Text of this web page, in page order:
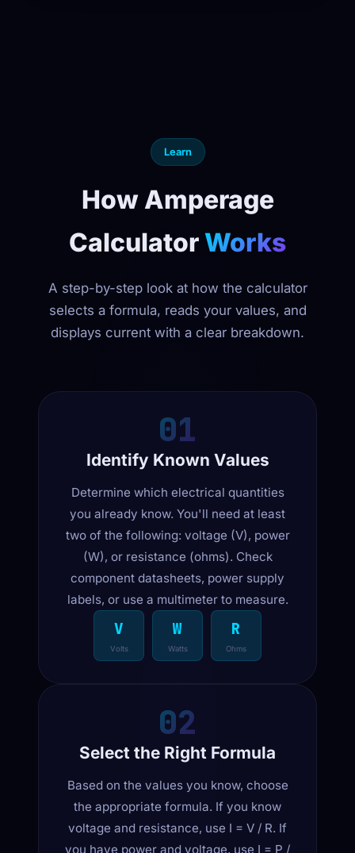
Learn
How Amperage
Calculator Works
A step-by-step look at how the calculator
selects a formula, reads your values, and
displays current with a clear breakdown.
01
Identify Known Values
Determine which electrical quantities
you already know. You'll need at least
two of the following: voltage (V), power
(W), or resistance (ohms). Check
component datasheets, power supply
labels, or use a multimeter to measure.
V
Volts
W
Watts
R
Ohms
02
Select the Right Formula
Based on the values you know, choose
the appropriate formula. If you know
voltage and resistance, use I = V / R. If
you have power and voltage, use I = P /